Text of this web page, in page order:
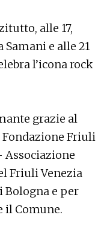
alle 17,
e alle 21
l’icona rock
grazie al
Friuli
Associazione
Friuli Venezia
Bologna e per
il Comune.